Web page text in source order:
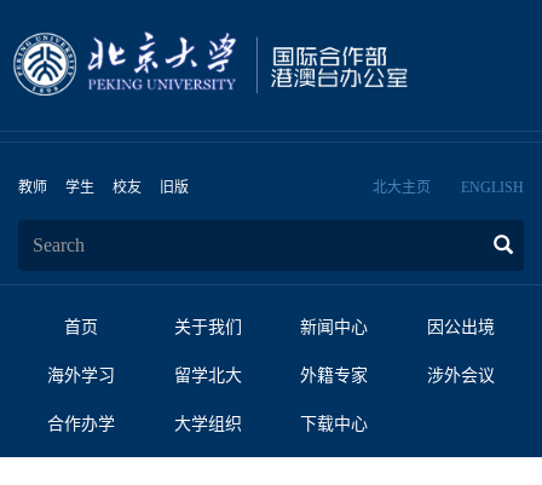
教师 学生 校友 旧版 北大主页 ENGLISH
首页 关于我们 新闻中心 因公出境
海外学习 留学北大 外籍专家 涉外会议
合作办学 大学组织 下载中心